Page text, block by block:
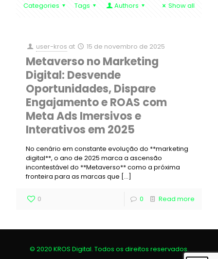
Categories Tags Authors Show all
user-kros at 15 de novembro de 2025
Metaverso no Marketing
Digital: Desvende
Oportunidades, Dispare
Engajamento e ROAS com
Meta Ads Imersivos e
Interativos em 2025
No cenário em constante evolução do **marketing
digital**, o ano de 2025 marca a ascensão
incontestável do **Metaverso** como a próxima
fronteira para as marcas que […]
0 0 Read more
© 2020 KROS Digital. Todos os direitos reservados.